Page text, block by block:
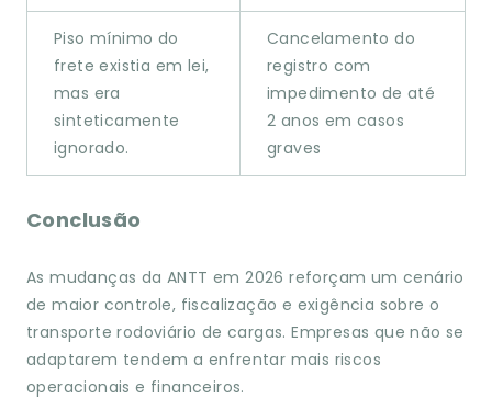
Piso mínimo do
frete existia em lei,
mas era
sinteticamente
ignorado.
Cancelamento do
registro com
impedimento de até
2 anos em casos
graves
Conclusão
As mudanças da ANTT em 2026 reforçam um cenário
de maior controle, fiscalização e exigência sobre o
transporte rodoviário de cargas. Empresas que não se
adaptarem tendem a enfrentar mais riscos
operacionais e financeiros.